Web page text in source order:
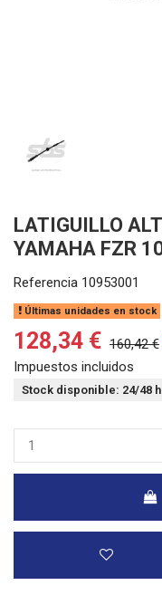
LATIGUILLO
YAMAHA FZR
Referencia 10953001
Últimas unidades en stock
128,34 € 160,42 €
Impuestos incluidos
Stock disponible: 24/48